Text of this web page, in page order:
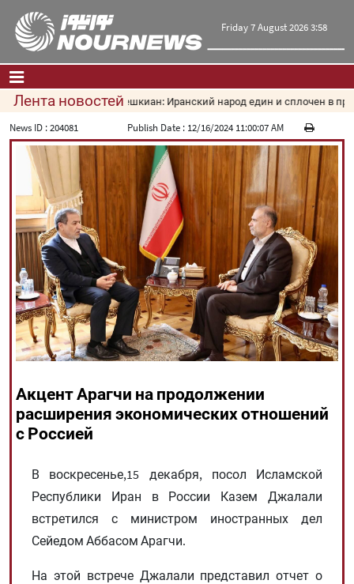
Friday 7 August 2026 3:58
Главная|Контакты|О нас
Новости
Культура и общество
Экономика
Политика
взгляд
Мультимедиа
|فارسی|English|العربیه|
|עברית| русский|中文|
All rights reserved for NourNews
Copyright © 2021 www.nournews.ir
Лента новостейПезешкиан: Иранский народ един и сплочен в
News ID :204081 Publish Date : 12/16/2024 11:00:07 AM
Акцент Арагчи на продолжении
расширения экономических отношений
с Россией
В воскресенье,15 декабря, посол Исламской
Республики Иран в России Казем Джалали
встретился с министром иностранных дел
Сейедом Аббасом Арагчи.
На этой встрече Джалали представил отчет о